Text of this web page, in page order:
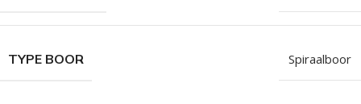
TYPE BOOR Spiraalboor